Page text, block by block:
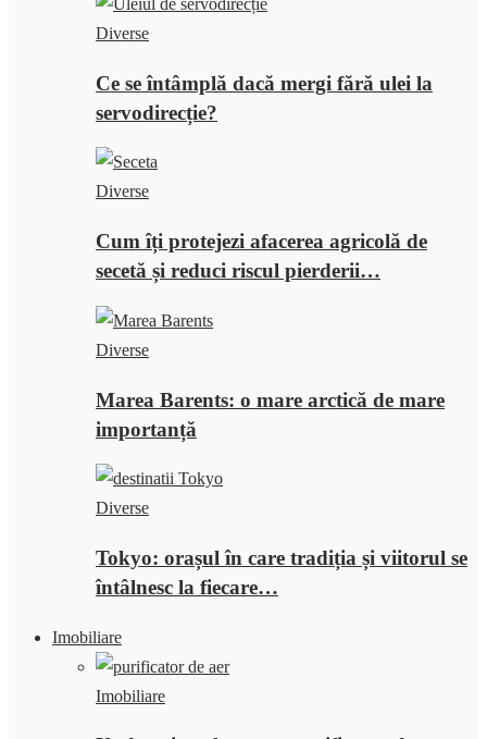
Diverse
Ce se întâmplă dacă mergi fără ulei la
servodirecție?
Diverse
Cum îți protejezi afacerea agricolă de
secetă și reduci riscul pierderii…
Diverse
Marea Barents: o mare arctică de mare
importanță
Diverse
Tokyo: orașul în care tradiția și viitorul se
întâlnesc la fiecare…
Imobiliare
Imobiliare